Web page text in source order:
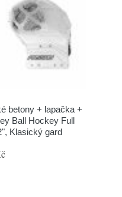
betony + lapačka +
Ball Hockey Full
Klasický gard